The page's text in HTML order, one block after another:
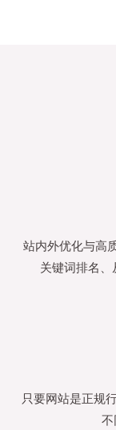
站内外优化与高
关键词排名、
只要网站是正规
不